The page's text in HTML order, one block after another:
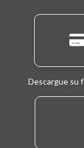
Descargue su